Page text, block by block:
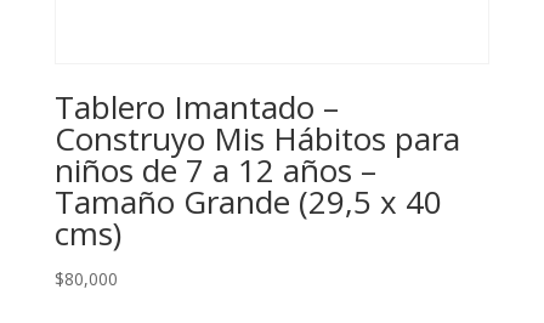
Tablero Imantado –
Construyo Mis Hábitos para
niños de 7 a 12 años –
Tamaño Grande (29,5 x 40
cms)
$80,000